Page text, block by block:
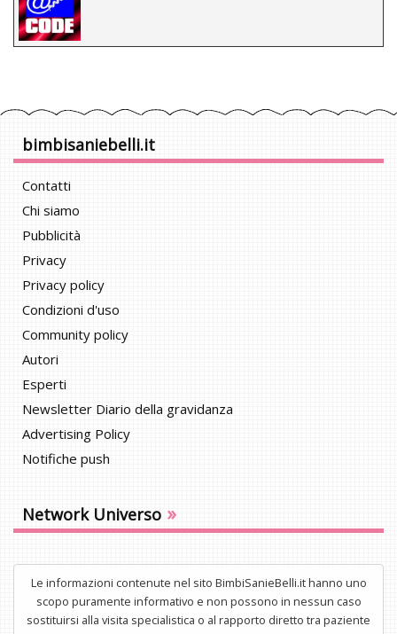
bimbisaniebelli.it
Contatti
Chi siamo
Pubblicità
Privacy
Privacy policy
Condizioni d'uso
Community policy
Autori
Esperti
Newsletter Diario della gravidanza
Advertising Policy
Notifiche push
Network Universo »
Le informazioni contenute nel sito BimbiSanieBelli.it hanno uno
scopo puramente informativo e non possono in nessun caso
sostituirsi alla visita specialistica o al rapporto diretto tra paziente